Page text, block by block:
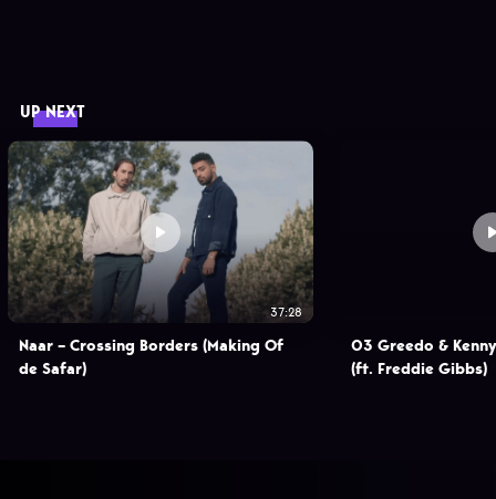
UP NEXT
37:28
Naar – Crossing Borders (Making Of
de Safar)
03 Greedo &
(ft. Freddie Gibbs)